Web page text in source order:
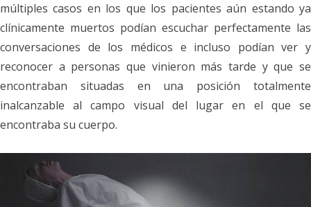
múltiples casos en los que los pacientes aún estando ya
clínicamente muertos podían escuchar perfectamente las
conversaciones de los médicos e incluso podían ver y
reconocer a personas que vinieron más tarde y que se
encontraban situadas en una posición totalmente
inalcanzable al campo visual del lugar en el que se
encontraba su cuerpo.